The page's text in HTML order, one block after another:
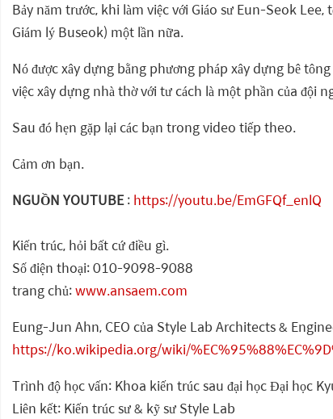
Bảy năm trước, khi làm việc với Giáo sư Eun-Seok
Giám lý Buseok) một lần nữa.
Nó được xây dựng bằng phương pháp xây dựng bê
việc xây dựng nhà thờ với tư cách là một phần của đội
Sau đó hẹn gặp lại các bạn trong video tiếp theo.
Cảm ơn bạn.
NGUỒN YOUTUBE: https://youtu.be/EmGFQf_enlQ
Kiến trúc, hỏi bất cứ điều gì.
Số điện thoại: 010-9098-9088
trang chủ:www.ansaem.com
Eung-Jun Ahn, CEO của Style Lab Architects &
https://ko.wikipedia.org/wiki/
Trình độ học vấn: Khoa kiến trúc sau đại học Đại học
Liên kết: Kiến trúc sư & kỹ sư Style Lab